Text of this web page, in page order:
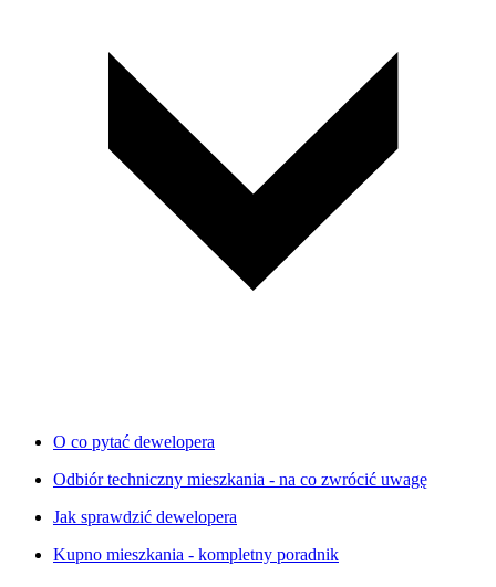
O co pytać dewelopera
Odbiór techniczny mieszkania - na co zwrócić uwagę
Jak sprawdzić dewelopera
Kupno mieszkania - kompletny poradnik